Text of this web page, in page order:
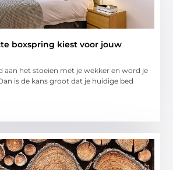
boxspring kiest voor jouw
aan het stoeien met je wekker en word je
is de kans groot dat je huidige bed